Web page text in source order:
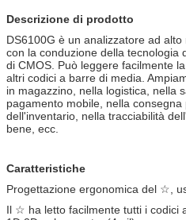
Descrizione di prodotto
DS6100G è un analizzatore ad
con la conduzione della tecnologia
di CMOS. Può leggere facilmente
altri codici a barre di media.
in magazzino, nella logistica, nella
pagamento mobile, nella
dell'inventario, nella tracciabilità
bene, ecc.
Caratteristiche
Progettazione ergonomica del ☆,
Il ☆ ha letto facilmente tutti i codici